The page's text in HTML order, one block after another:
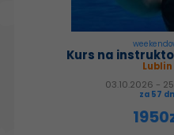
Kurs na
Lublin
03.10.2026 -
za 57